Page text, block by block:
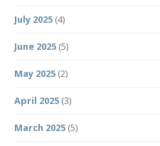
July 2025 (4)
June 2025 (5)
May 2025 (2)
April 2025 (3)
March 2025 (5)